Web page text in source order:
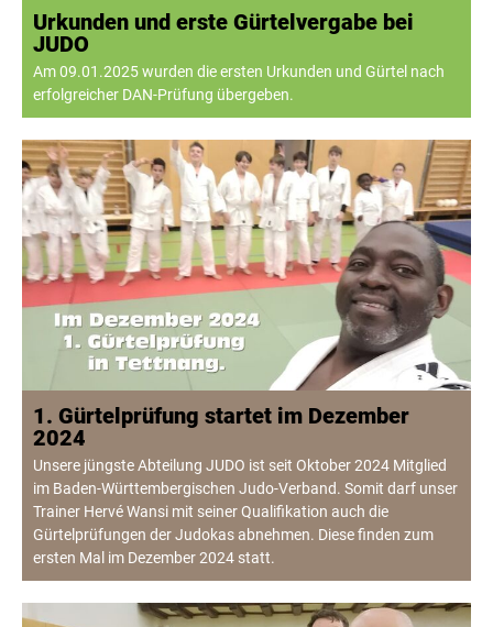
Urkunden und erste Gürtelvergabe bei
JUDO
Am 09.01.2025 wurden die ersten Urkunden und Gürtel nach
erfolgreicher DAN-Prüfung übergeben.
1. Gürtelprüfung startet im Dezember
2024
Unsere jüngste Abteilung JUDO ist seit Oktober 2024 Mitglied
im Baden-Württembergischen Judo-Verband. Somit darf unser
Trainer Hervé Wansi mit seiner Qualifikation auch die
Gürtelprüfungen der Judokas abnehmen. Diese finden zum
ersten Mal im Dezember 2024 statt.